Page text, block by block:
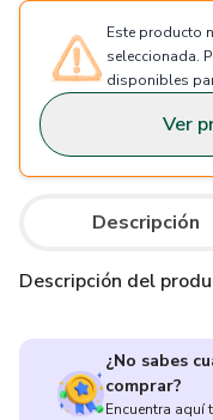
Este producto
seleccionada.
disponibles
Ver
Descripción
Descripción del
¿No sabes
comprar?
Encuentra aquí